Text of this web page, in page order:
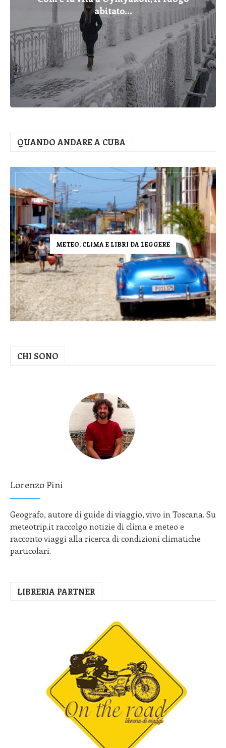
abitato...
QUANDO ANDARE A CUBA
METEO, CLIMA E LIBRI DA LEGGERE
CHI SONO
Lorenzo Pini
Geografo, autore di guide di viaggio, vivo in Toscana. Su
meteotrip.it raccolgo notizie di clima e meteo e
racconto viaggi alla ricerca di condizioni climatiche
particolari.
LIBRERIA PARTNER